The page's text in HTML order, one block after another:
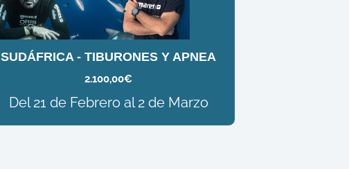
SUDÁFRICA - TIBURONES Y APNEA
2.100,00€
Del 21 de Febrero al 2 de Marzo